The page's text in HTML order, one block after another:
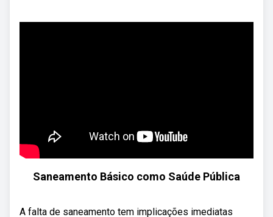
Saneamento Básico como Saúde Pública
A falta de saneamento tem implicações imediatas